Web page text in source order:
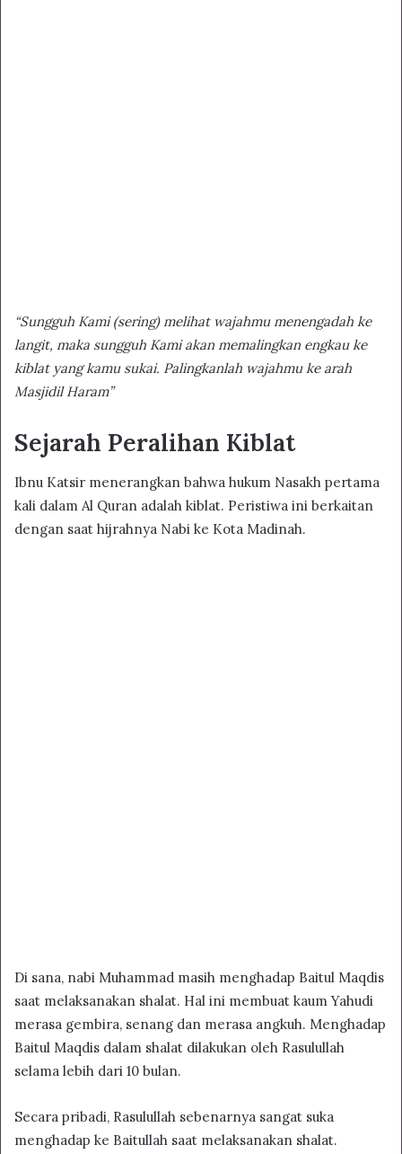
“Sungguh Kami (sering) melihat wajahmu menengadah ke
langit, maka sungguh Kami akan memalingkan engkau ke
kiblat yang kamu sukai. Palingkanlah wajahmu ke arah
Masjidil Haram”
Sejarah Peralihan Kiblat
Ibnu Katsir menerangkan bahwa hukum Nasakh pertama
kali dalam Al Quran adalah kiblat. Peristiwa ini berkaitan
dengan saat hijrahnya Nabi ke Kota Madinah.
Di sana, nabi Muhammad masih menghadap Baitul Maqdis
saat melaksanakan shalat. Hal ini membuat kaum Yahudi
merasa gembira, senang dan merasa angkuh. Menghadap
Baitul Maqdis dalam shalat dilakukan oleh Rasulullah
selama lebih dari 10 bulan.
Secara pribadi, Rasulullah sebenarnya sangat suka
menghadap ke Baitullah saat melaksanakan shalat.